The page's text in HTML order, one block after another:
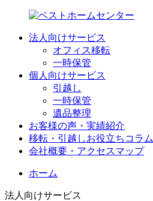
法人向けサービス
オフィス移転
一時保管
個人向けサービス
引越し
一時保管
遺品整理
お客様の声・実績紹介
移転・引越しお役立ちコラム
会社概要・アクセスマップ
ホーム
法人向けサービス